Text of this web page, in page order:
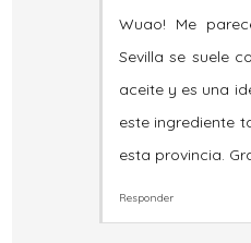
Wuao! Me
Sevilla se suele
aceite y es una
este ingrediente
esta provincia.
Responder